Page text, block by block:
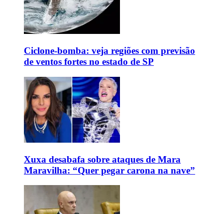
Ciclone-bomba: veja regiões com previsão
de ventos fortes no estado de SP
Xuxa desabafa sobre ataques de Mara
Maravilha: “Quer pegar carona na nave”